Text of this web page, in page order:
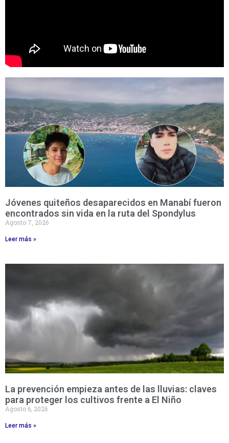
Jóvenes quiteños desaparecidos en Manabí fueron
encontrados sin vida en la ruta del Spondylus
Agosto 7, 2026
Leer más »
La prevención empieza antes de las lluvias: claves
para proteger los cultivos frente a El Niño
Agosto 6, 2026
Leer más »